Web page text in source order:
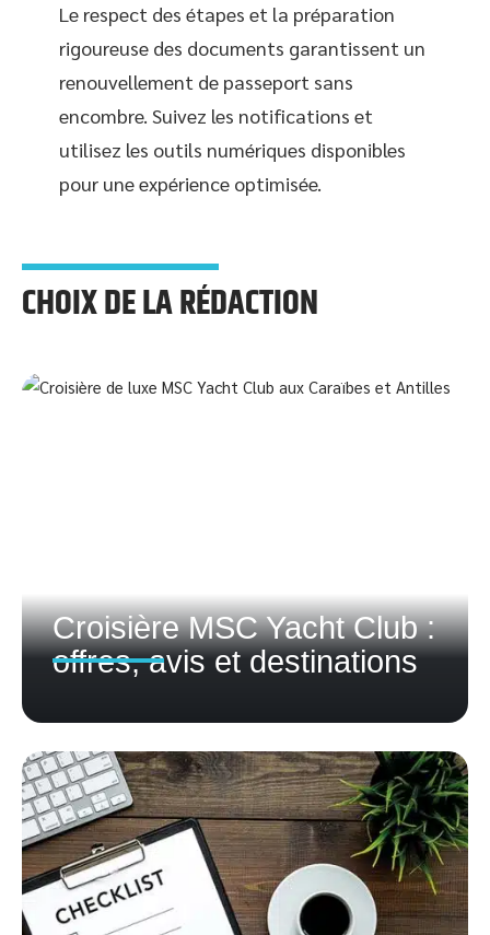
Le respect des étapes et la préparation
rigoureuse des documents garantissent un
renouvellement de passeport sans
encombre. Suivez les notifications et
utilisez les outils numériques disponibles
pour une expérience optimisée.
CHOIX DE LA RÉDACTION
Croisière MSC Yacht Club :
offres, avis et destinations